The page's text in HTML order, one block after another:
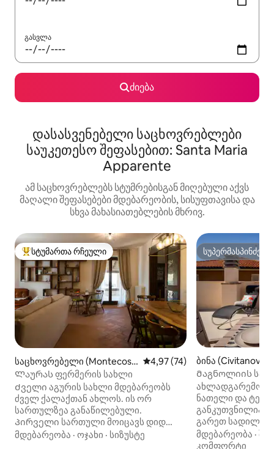
გასვლა
ძიება
დასასვენებელი საცხოვრებლები
საუკეთესო შეფასებით: Santa Maria
Apparente
ამ საცხოვრებლებს სტუმრებისგან მიღებული აქვს
მაღალი შეფასებები მდებარეობის, სისუფთავისა და
სხვა მახასიათებლების მხრივ.
სტუმართა რჩეული მოწინავე ვარიანტი
სტუმართა რჩეული
საცხოვრებელი (Montecosa
ro)
საშუალო შეფასებაა 5‑დან
4,97 (74)
Ლაურას ფერმერის სახლი
Ძველი აგურის სახლი მდებარეობს
ძველ ქალაქთან ახლოს. ის ორ
სართულზეა განაწილებული.
Პირველი სართული მოიცავს დიდ
მისაღებ ოთახს, სამზარეულოსა და
მდებარეობა · ოჯახი · სიზუსტე
ბინა (Civitanova
Მაგნოლიის
ტერასით
ნათელი და
განკუთვნილია
გარეთ
ოჯახებისთვის,
მდებარეობა ·
კომფორტი